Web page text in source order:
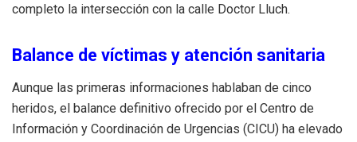
completo la intersección con la calle Doctor Lluch.
Balance de víctimas y atención sanitaria
Aunque las primeras informaciones hablaban de cinco
heridos, el balance definitivo ofrecido por el Centro de
Información y Coordinación de Urgencias (CICU) ha elevado